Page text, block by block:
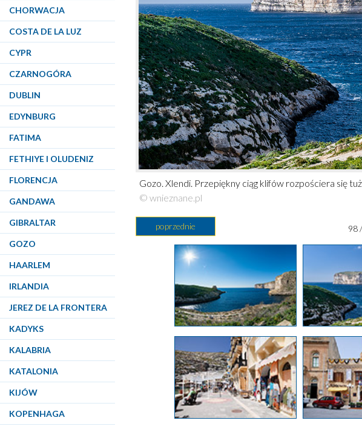
CHORWACJA
COSTA DE LA LUZ
CYPR
CZARNOGÓRA
DUBLIN
EDYNBURG
FATIMA
FETHIYE I OLUDENIZ
FLORENCJA
GANDAWA
GIBRALTAR
GOZO
HAARLEM
IRLANDIA
JEREZ DE LA FRONTERA
KADYKS
KALABRIA
KATALONIA
KIJÓW
KOPENHAGA
Gozo. Xlendi. Przepiękny ciąg klifów rozpościera się
© wnieznane.pl
poprzednie 98